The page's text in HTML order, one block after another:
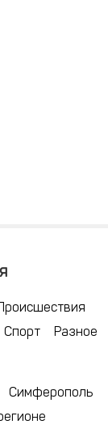
Происшествия
Спорт Разное
Симферополь